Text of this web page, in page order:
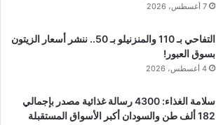
7 أغسطس، 2026
التفاحي بـ 110 والمنزنيلو بـ 50.. ننشر أسعار الزيتون
بسوق العبور!
4 أغسطس، 2026
سلامة الغذاء: 4300 رسالة غذائية مصدر بإجمالي
182 ألف طن والسودان أكبر الأسواق المستقبلة